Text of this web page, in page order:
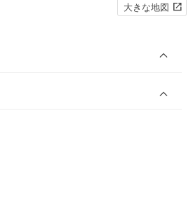
大きな地図